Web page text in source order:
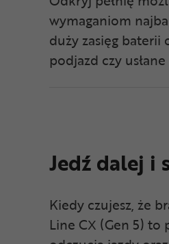
wymaganiom
duży zasięg baterii
podjazd czy
Jedź dalej i
Kiedy czujesz, że
Line CX (Gen 5)